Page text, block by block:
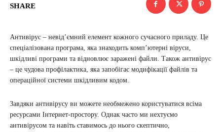
SHARE
Антивірус – невід’ємний елемент кожного сучасного приладу. Це
спеціалізована програма, яка знаходить комп’ютерні віруси,
шкідливі програми та відновлює заражені файли. Також антивірус
– це чудова профілактика, яка запобігає модифікації файлів та
операційної системи шкідливим кодом.
Завдяки антивірусу ви можете необмежено користуватися всіма
ресурсами Інтернет-простору. Однак часто ми нехтуємо
антивірусом та навіть ставимось до нього скептично,